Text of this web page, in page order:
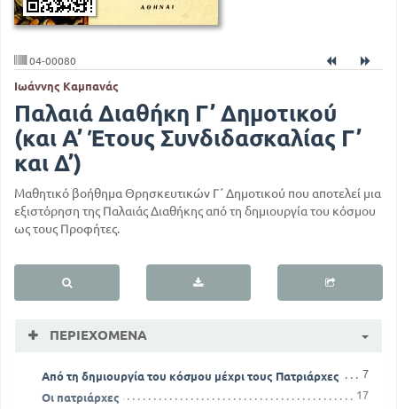
04-00080
Ιωάννης Καμπανάς
Παλαιά Διαθήκη Γ’ Δημοτικού
(και Α’ Έτους Συνδιδασκαλίας Γ’
και Δ’)
Μαθητικό βοήθημα Θρησκευτικών Γ΄ Δημοτικού που αποτελεί μια
εξιστόρηση της Παλαιάς Διαθήκης από τη δημιουργία του κόσμου
ως τους Προφήτες.
ΠΕΡΙΕΧΌΜΕΝΑ
Από τη δημιουργία του κόσμου μέχρι τους Πατριάρχες
7
Οι πατριάρχες
17